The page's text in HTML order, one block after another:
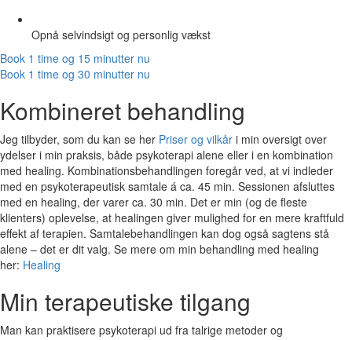
Opnå selvindsigt og personlig vækst
Book 1 time og 15 minutter nu
Book 1 time og 30 minutter nu
Kombineret behandling
Jeg tilbyder, som du kan se her Priser og vilkår i min oversigt over
ydelser i min praksis, både psykoterapi alene eller i en kombination
med healing. Kombinationsbehandlingen foregår ved, at vi indleder
med en psykoterapeutisk samtale á ca. 45 min. Sessionen afsluttes
med en healing, der varer ca. 30 min. Det er min (og de fleste
klienters) oplevelse, at healingen giver mulighed for en mere kraftfuld
effekt af terapien. Samtalebehandlingen kan dog også sagtens stå
alene – det er dit valg. Se mere om min behandling med healing
her: Healing
Min terapeutiske tilgang
Man kan praktisere psykoterapi ud fra talrige metoder og